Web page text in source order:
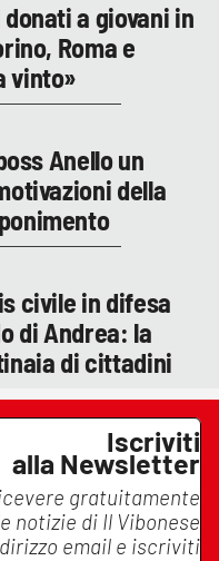
a giovani in
Roma e
vinto»
Anello un
della
civile in difesa
di Andrea: la
di cittadini
Iscriviti
alla Newsletter
gratuitamente
notizie di Il Vibonese
email e iscriviti